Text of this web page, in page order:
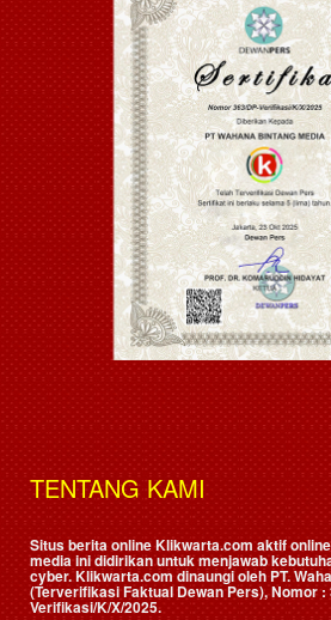
TENTANG KAMI
Situs berita online Klikwarta.com aktif
media ini didirikan untuk menjawab
cyber. Klikwarta.com dinaungi oleh PT.
(Terverifikasi Faktual Dewan Pers), Nomor :
Verifikasi/K/X/2025.